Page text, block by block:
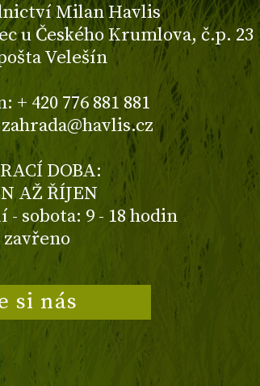
Milan Havlis
u Českého Krumlova, č.p. 23
Velešín
+ 420 776 881 881
DOBA:
AŽ ŘÍJEN
- sobota: 9 - 18 hodin
si nás